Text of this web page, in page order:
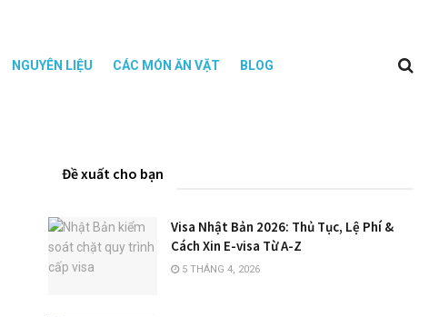
NGUYÊN LIỆU CÁC MÓN ĂN VẶT BLOG
Đề xuất cho bạn
Visa Nhật Bản 2026: Thủ Tục, Lệ Phí &
Cách Xin E-visa Từ A-Z
5 THÁNG 4, 2026